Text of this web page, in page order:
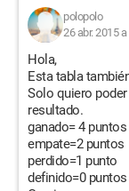
polopolo
26 abr. 2015
Hola,
Esta tabla
Solo quiero
resultado.
ganado= 4 puntos
empate=2 puntos
perdido=1 punto
definido=0 puntos